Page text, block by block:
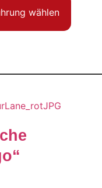
wählen